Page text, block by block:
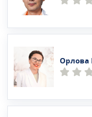
Орлова